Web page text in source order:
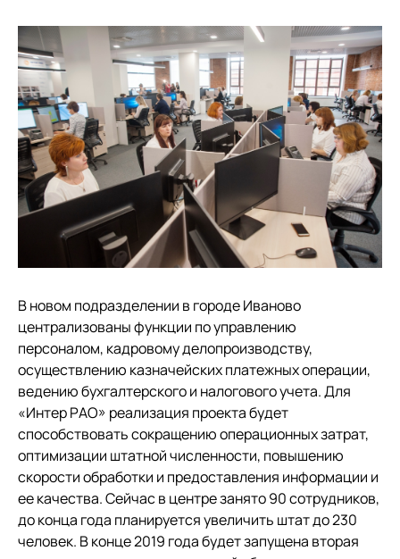
В новом подразделении в городе Иваново
централизованы функции по управлению
персоналом, кадровому делопроизводству,
осуществлению казначейских платежных операции,
ведению бухгалтерского и налогового учета. Для
«Интер РАО» реализация проекта будет
способствовать сокращению операционных затрат,
оптимизации штатной численности, повышению
скорости обработки и предоставления информации и
ее качества. Сейчас в центре занято 90 сотрудников,
до конца года планируется увеличить штат до 230
человек. В конце 2019 года будет запущена вторая